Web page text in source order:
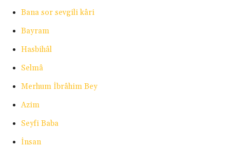
Bana sor sevgili kâri
Bayram
Hasbihâl
Selmâ
Merhum İbrâhim Bey
Azim
Seyfi Baba
İnsan